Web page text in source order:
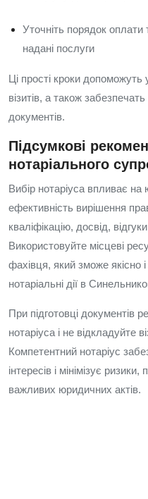
Уточніть порядок оплати
надані послуги
Ці прості кроки допоможуть
візитів, а також
документів.
Підсумкові
нотаріального
Вибір нотаріуса впливає на
ефективність вирішення
кваліфікацію, досвід,
Використовуйте місцеві
фахівця, який зможе якісно
нотаріальні дії в
При підготовці документів
нотаріуса і не відкладуйте
Компетентний нотаріус
інтересів і мінімізує
важливих юридичних актів.